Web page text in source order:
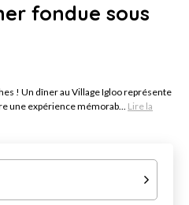
fondue sous
! Un dîner au Village Igloo représente
une expérience mémorab... Lire la